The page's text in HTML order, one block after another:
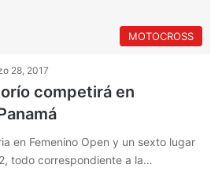
MOTOCROSS
28, 2017
competirá en
en Femenino Open y un sexto lugar
todo correspondiente a la…